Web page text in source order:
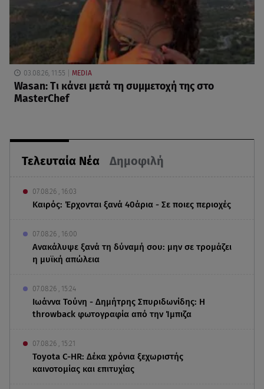
Τελευταία Νέα Δημοφιλή
07.08.26 , 16:03
Καιρός: Έρχονται ξανά 40άρια - Σε ποιες περιοχές
07.08.26 , 16:00
Ανακάλυψε ξανά τη δύναμή σου: μην σε τρομάζει
η μυϊκή απώλεια
07.08.26 , 15:24
Ιωάννα Τούνη - Δημήτρης Σπυριδωνίδης: Η
throwback φωτογραφία από την Ίμπιζα
07.08.26 , 15:21
Toyota C-HR: Δέκα χρόνια ξεχωριστής
καινοτομίας και επιτυχίας
03.08.26, 11:55 MEDIA
Wasan: Tι κάνει μετά τη συμμετοχή της στο
MasterChef